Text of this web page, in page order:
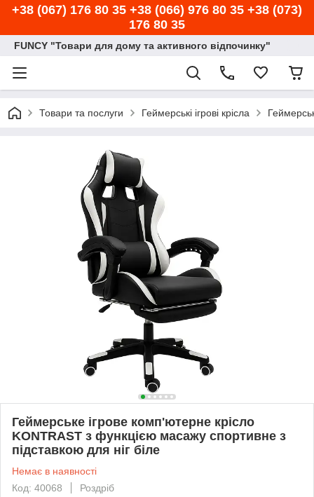
+38 (067) 176 80 35 +38 (066) 976 80 35 +38 (073)
176 80 35
FUNCY "Товари для дому та активного відпочинку"
Товари та послуги Геймерські ігрові крісла
Геймерське ігрове комп'ютерне крісло
KONTRAST з функцією масажу спортивне з
підставкою для ніг біле
Немає в наявності
Код: 40068
Роздріб